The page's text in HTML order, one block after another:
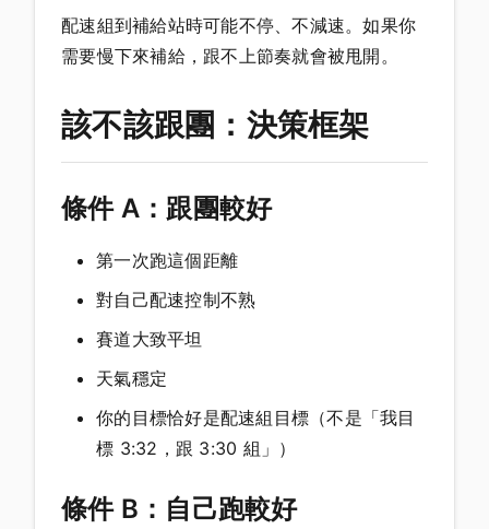
配速組到補給站時可能不停、不減速。如果你
需要慢下來補給，跟不上節奏就會被甩開。
該不該跟團：決策框架
條件 A：跟團較好
第一次跑這個距離
對自己配速控制不熟
賽道大致平坦
天氣穩定
你的目標恰好是配速組目標（不是「我目
標 3:32，跟 3:30 組」）
條件 B：自己跑較好